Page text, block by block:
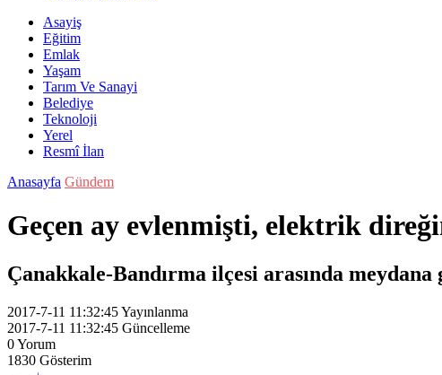
Asayiş
Eğitim
Emlak
Yaşam
Tarım Ve Sanayi
Belediye
Teknoloji
Yerel
Resmî İlan
Anasayfa Gündem
Geçen ay evlenmişti, elektrik
Çanakkale-Bandırma ilçesi arasında
2017-7-11 11:32:45Yayınlanma
2017-7-11 11:32:45 Güncelleme
0Yorum
1830 Gösterim